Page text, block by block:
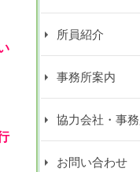
所員紹介
事務所案内
協力会社・事
お問い合わせ